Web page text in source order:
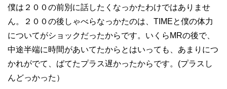
僕は２００の前別に話したくなっかたわけではありませ
ん。２００の後しゃべらなっかたのは、TIMEと僕の体力
についてがショックだったからです。いくらMRの後で、
中途半端に時間があいてたからとはいっても、あまりにつ
かれがでて、ばてたプラス遅かったからです。(プラスし
んどっかった）